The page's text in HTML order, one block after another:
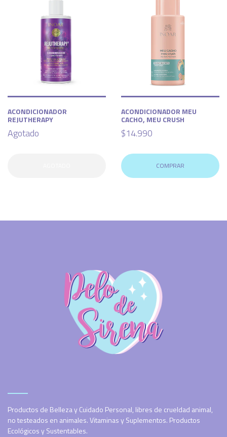
ACONDICIONADOR
REJUTHERAPY
Agotado
ACONDICIONADOR MEU
CACHO, MEU CRUSH
$14.990
COMPRAR
Productos de Belleza y Cuidado Personal, libres de crueldad animal,
no testeados en animales. Vitaminas y Suplementos. Productos
Ecológicos y Sustentables.